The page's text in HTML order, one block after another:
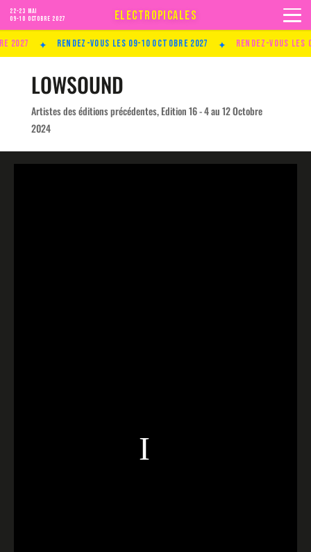
22-23 MAI
09-10 Octobre 2027
ELECTROPICALES
✦ Rendez-vous les 09-10 Octobre 2027 Rendez-vous les
LOWSOUND
Artistes des éditions précédentes,Edition 16 - 4 au 12 Octobre
2024